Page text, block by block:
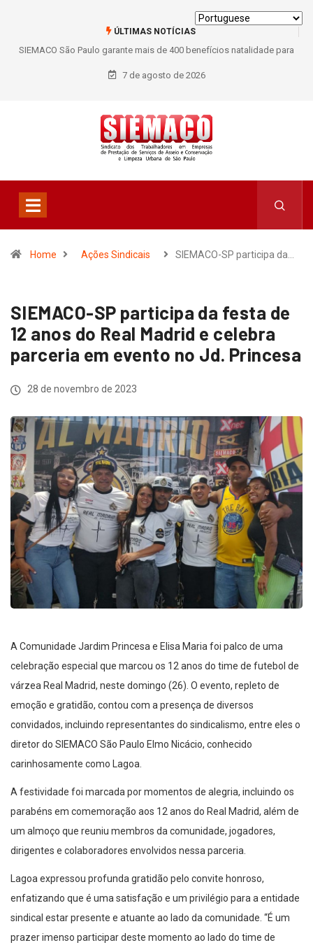
ÚLTIMAS NOTÍCIAS
SIEMACO São Paulo garante mais de 400 benefícios natalidade para
trabalhadores do Asseio em 2026
7 de agosto de 2026
Home Ações Sindicais SIEMACO-SP participa da…
SIEMACO-SP participa da festa de
12 anos do Real Madrid e celebra
parceria em evento no Jd. Princesa
28 de novembro de 2023
A Comunidade Jardim Princesa e Elisa Maria foi palco de uma
celebração especial que marcou os 12 anos do time de futebol de
várzea Real Madrid, neste domingo (26). O evento, repleto de
emoção e gratidão, contou com a presença de diversos
convidados, incluindo representantes do sindicalismo, entre eles o
diretor do SIEMACO São Paulo Elmo Nicácio, conhecido
carinhosamente como Lagoa.
A festividade foi marcada por momentos de alegria, incluindo os
parabéns em comemoração aos 12 anos do Real Madrid, além de
um almoço que reuniu membros da comunidade, jogadores,
dirigentes e colaboradores envolvidos nessa parceria.
Lagoa expressou profunda gratidão pelo convite honroso,
enfatizando que é uma satisfação e um privilégio para a entidade
sindical estar presente e atuante ao lado da comunidade. “É um
prazer imenso participar deste momento ao lado do time de